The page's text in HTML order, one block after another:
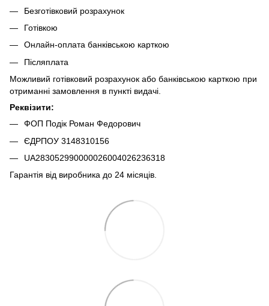
Безготівковий розрахунок
Готівкою
Онлайн-оплата банківською карткою
Післяплата
Можливий готівковий розрахунок або банківською карткою при
отриманні замовлення в пункті видачі.
Реквізити:
ФОП Подік Роман Федорович
ЄДРПОУ 3148310156
UA283052990000026004026236318
Гарантія від виробника до 24 місяців.